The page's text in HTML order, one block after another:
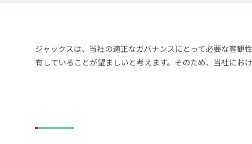
ジャックスは、当社の適正なガバナンスにとって必要な客
有していることが望ましいと考えます。そのため、当社にお